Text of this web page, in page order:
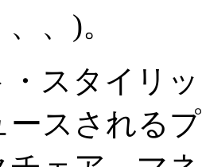
、)。
・スタイリ
ースされる